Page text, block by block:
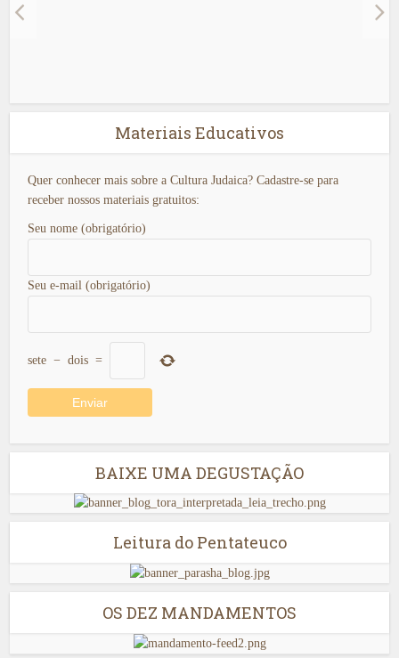
Materiais Educativos
Quer conhecer mais sobre a Cultura Judaica? Cadastre-se para
receber nossos materiais gratuitos:
Seu nome (obrigatório)
Seu e-mail (obrigatório)
sete − dois =
BAIXE UMA DEGUSTAÇÃO
Leitura do Pentateuco
OS DEZ MANDAMENTOS